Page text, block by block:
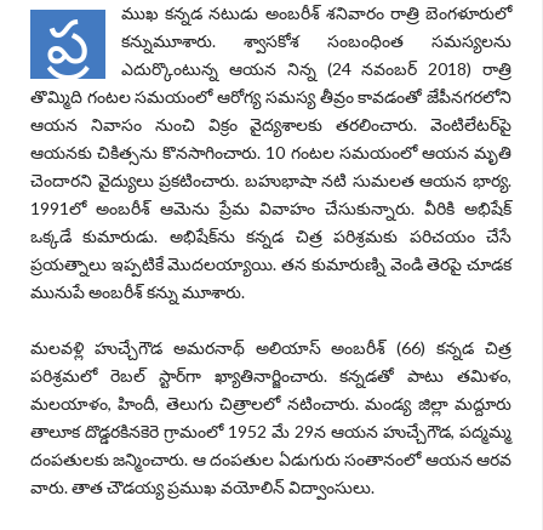
ప్ర
ముఖ కన్నడ నటుడు అంబరీశ్‌ శనివారం రాత్రి బెంగళూరులో
కన్నుమూశారు. శ్వాసకోశ సంబంధింత సమస్యలను
ఎదుర్కొంటున్న ఆయన నిన్న (24 నవంబర్ 2018) రాత్రి
తొమ్మిది గంటల సమయంలో ఆరోగ్య సమస్య తీవ్రం కావడంతో జేపీనగరలోని
ఆయన నివాసం నుంచి విక్రం వైద్యశాలకు తరలించారు. వెంటిలేటర్‌పై
ఆయనకు చికిత్సను కొనసాగించారు. 10 గంటల సమయంలో ఆయన మృతి
చెందారని వైద్యులు ప్రకటించారు. బహుభాషా నటి సుమలత ఆయన భార్య.
1991లో అంబరీశ్‌ ఆమెను ప్రేమ వివాహం చేసుకున్నారు. వీరికి అభిషేక్‌
ఒక్కడే కుమారుడు. అభిషేక్‌ను కన్నడ చిత్ర పరిశ్రమకు పరిచయం చేసే
ప్రయత్నాలు ఇప్పటికే మొదలయ్యాయి. తన కుమారుణ్ని వెండి తెరపై చూడక
మునుపే అంబరీశ్‌ కన్ను మూశారు.
మలవళ్లి హుచ్చేగౌడ అమరనాథ్‌ అలియాస్‌ అంబరీశ్‌ (66) కన్నడ చిత్ర
పరిశ్రమలో రెబల్‌ స్టార్‌గా ఖ్యాతినార్జించారు. కన్నడతో పాటు తమిళం,
మలయాళం, హిందీ, తెలుగు చిత్రాలలో నటించారు. మండ్య జిల్లా మద్దూరు
తాలూక దొడ్డరకినకెరె గ్రామంలో 1952 మే 29న ఆయన హుచ్చేగౌడ, పద్మమ్మ
దంపతులకు జన్మించారు. ఆ దంపతుల ఏడుగురు సంతానంలో ఆయన ఆరవ
వారు. తాత చౌడయ్య ప్రముఖ వయోలిన్‌ విద్వాంసులు.